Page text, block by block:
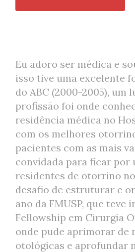
Eu adoro ser médica e
isso tive uma excelente
do ABC (2000-2005),
profissão foi onde
residência médica no
com os melhores
pacientes com as mais
convidada para ficar por
residentes de otorrino
desafio de estruturar e
ano da FMUSP, que
Fellowship em Cirurgia
onde pude aprimorar de
otológicas e aprofundar